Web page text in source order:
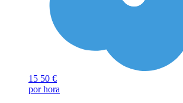
15 50 €
por hora